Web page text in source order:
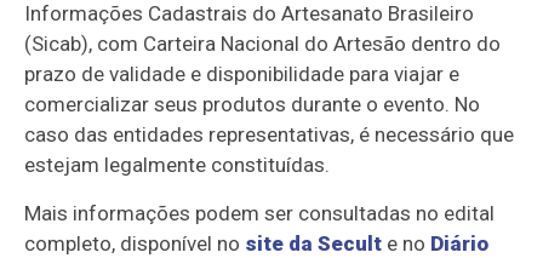
Informações Cadastrais do Artesanato Brasileiro
(Sicab), com Carteira Nacional do Artesão dentro do
prazo de validade e disponibilidade para viajar e
comercializar seus produtos durante o evento. No
caso das entidades representativas, é necessário que
estejam legalmente constituídas.
Mais informações podem ser consultadas no edital
completo, disponível no site da Secult e no Diário